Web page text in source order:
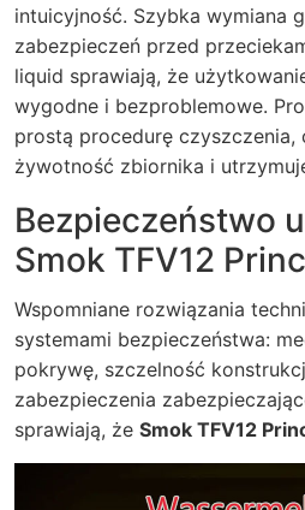
intuicyjność. Szybka wymiana
zabezpieczeń przed
liquid sprawiają, że
wygodne i bezproblemowe.
prostą procedurę czyszczenia,
żywotność zbiornika i
Bezpieczeństwo
Smok TFV12
Wspomniane rozwiązania
systemami bezpieczeństwa:
pokrywę, szczelność
zabezpieczenia
sprawiają, że Smok TFV12